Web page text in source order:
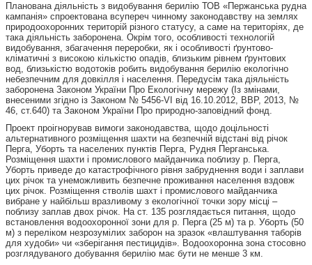
Планована діяльність з видобування берилію ТОВ «Пержанська рудна
кампанія» спроектована всупереч чинному законодавству на землях
природоохоронних територій різного статусу, а саме на територіях, де
така діяльність заборонена. Окрім того, особливості технологій
видобування, збагачення переробки, як і особливості ґрунтово-
кліматичні з високою кількістю опадів, близьким рівнем ґрунтових
вод, близькістю водотоків робить видобування берилію екологічно
небезпечним для довкілля і населення. Передусім така діяльність
заборонена Законом України Про Екологічну мережу (Із змінами,
внесеними згідно із Законом № 5456-VI від 16.10.2012, ВВР, 2013, №
46, ст.640) та Законом України Про природно-заповідний фонд.
Проект проігнорував вимоги законодавства, щодо доцільності
альтернативного розміщення шахти на безпечній відстані від річок
Перга, Уборть та населених пунктів Перга, Рудня Перганська.
Розміщення шахти і промислового майданчика поблизу р. Перга,
Уборть приведе до катастрофічного рівня забруднення води і заплави
цих річок та унеможливить безпечне проживання населення вздовж
цих річок. Розміщення стволів шахт і промислового майданчика
вибране у найбільш вразливому з екологічної точки зору місці –
поблизу заплав двох річок. На ст. 135 розглядається питання, щодо
встановлення водоохоронної зони для р. Перга (25 м) та р. Уборть (50
м) з переліком незрозумілих заборон на зразок «влаштування таборів
для худоби» чи «зберігання пестицидів». Водоохоронна зона стосовно
розглядуваного добування берилію має бути не менше 3 км.